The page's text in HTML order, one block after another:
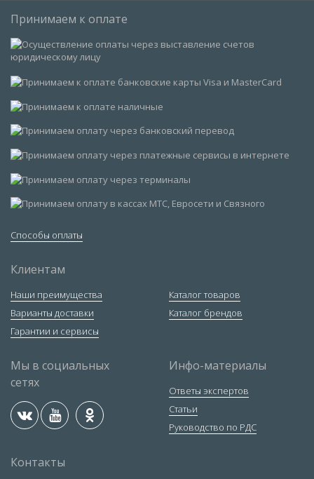
Принимаем к оплате
Способы оплаты
Клиентам
Наши преимущества
Варианты доставки
Гарантии и сервисы
Каталог товаров
Каталог брендов
Мы в социальных
сетях
Инфо-материалы
Ответы экспертов
Статьи
Руководство по РДС
Контакты